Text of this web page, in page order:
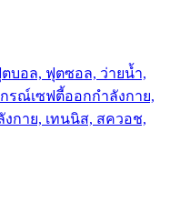
บอล, ฟุตซอล, ว่ายน้ำ,
รณ์เซฟตี้ออกกำลังกาย,
กาย, เทนนิส, สควอช,